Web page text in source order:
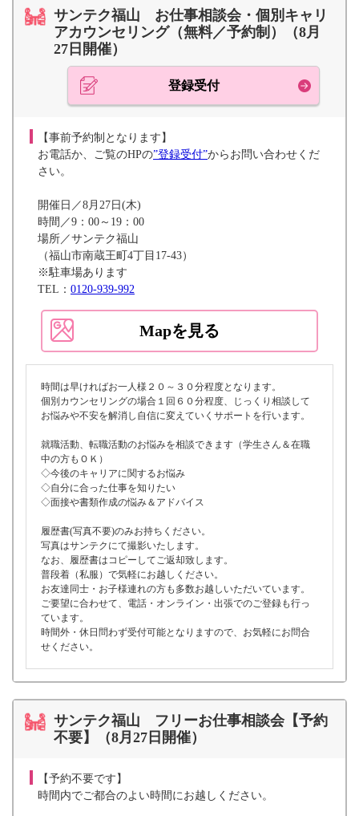
サンテク福山 お仕事相談会・個別キャリ
アカウンセリング（無料／予約制）（8月
27日開催）
登録受付
【事前予約制となります】
お電話か、ご覧のHPの”登録受付”からお問い合わせくだ
さい。
開催日／8月27日(木)
時間／9：00～19：00
場所／サンテク福山
（福山市南蔵王町4丁目17-43）
※駐車場あります
TEL： 0120-939-992
Mapを見る
時間は早ければお一人様２０～３０分程度となります。
個別カウンセリングの場合１回６０分程度、じっくり相談して
お悩みや不安を解消し自信に変えていくサポートを行います。
就職活動、転職活動のお悩みを相談できます（学生さん＆在職
中の方もＯＫ）
◇今後のキャリアに関するお悩み
◇自分に合った仕事を知りたい
◇面接や書類作成の悩み＆アドバイス
履歴書(写真不要)のみお持ちください。
写真はサンテクにて撮影いたします。
なお、履歴書はコピーしてご返却致します。
普段着（私服）で気軽にお越しください。
お友達同士・お子様連れの方も多数お越しいただいています。
ご要望に合わせて、電話・オンライン・出張でのご登録も行っ
ています。
時間外・休日問わず受付可能となりますので、お気軽にお問合
せください。
サンテク福山 フリーお仕事相談会【予約
不要】（8月27日開催）
【予約不要です】
時間内でご都合のよい時間にお越しください。